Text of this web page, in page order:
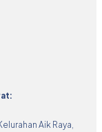
Aik Raya,